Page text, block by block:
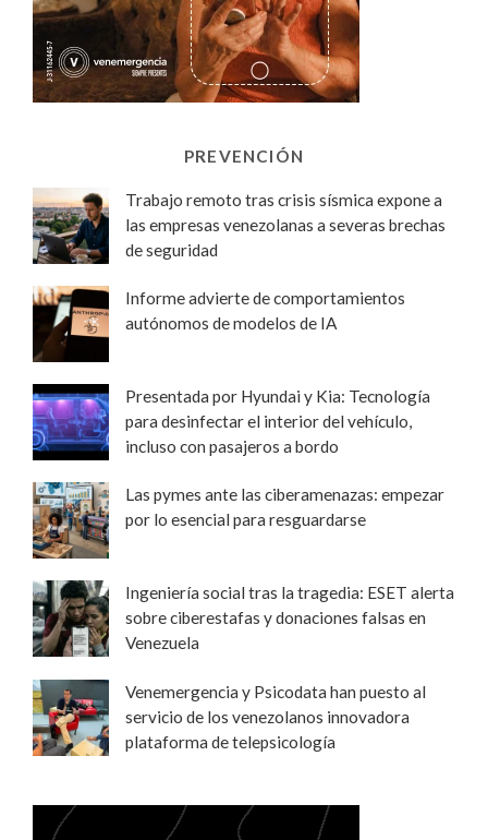
PREVENCIÓN
Trabajo remoto tras crisis sísmica expone a
las empresas venezolanas a severas brechas
de seguridad
Informe advierte de comportamientos
autónomos de modelos de IA
Presentada por Hyundai y Kia: Tecnología
para desinfectar el interior del vehículo,
incluso con pasajeros a bordo
Las pymes ante las ciberamenazas: empezar
por lo esencial para resguardarse
Ingeniería social tras la tragedia: ESET alerta
sobre ciberestafas y donaciones falsas en
Venezuela
Venemergencia y Psicodata han puesto al
servicio de los venezolanos innovadora
plataforma de telepsicología